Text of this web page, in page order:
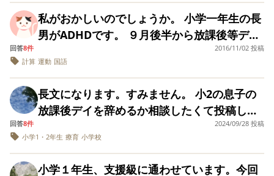
たら嬉しいのです
が、現時点では支援
学校への進学が現実
て、ご意見をいただ
けますと幸いです。
ませんでした。 この先どのように道を開いて
いけば良いか、行き詰まっています。 似たよ
うな境遇、経験をお持ちの方、或いはそうで
なくてもアドバイスを求められそうな方がい
らっしゃれば、是非ご意見ください。よろし
くお願いします。
にて普通級を勧められ、私が不安を伝えたと
ころ通級に在籍させてもらうことになり、今
年度から普通級+通級週１で頑張って学校に通
っています。 就学先の決定には皆様のご回答
が本当に役に立ち、親子共に納得して進学で
きたと感じています。 本題ですが、ケース会
議、及び保育所等訪問支援は普通級+通級でも
行えるのか？また、どのタイミングでお願い
するのが効果的だと思ったかをお聞きしたい
です。 困りごとが発生してからの利用が一番
私がおかしいのでしょうか。 小学一年生の長
男がADHDです。 ９月後半から放課後等デイ
サービスに通っています。 昨日、放課後等デ
イサービスの先生方との面談がありました。
量が多すぎるとのご指摘でした。 いつも持た
せているのは、学校の宿題・公文です。 学校
の宿題は、音読・計算カードが毎日、もじの
けいこやドリル、プリントがその時々であり
ます。 公文は、国語・算数共に５枚ずつで
回答8件
2016/11/02 投稿
計算 運動 国語
長文になります。すみません。 小2の息子の
放課後デイを辞めるか相談したくて投稿しま
イ。 今年春頃から小学校高学年で他害のある
回答8件
2024/09/28 投稿
小学1・2年生 療育 小学校
小学１年生、支援級に通わせています。今回